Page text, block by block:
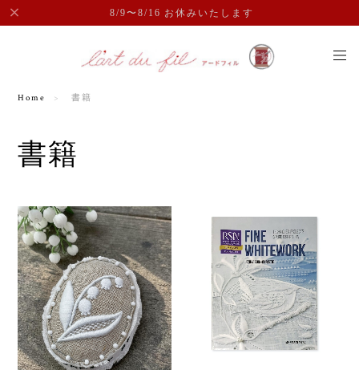
8/9〜8/16 お休みいたします
Home 書籍
書籍